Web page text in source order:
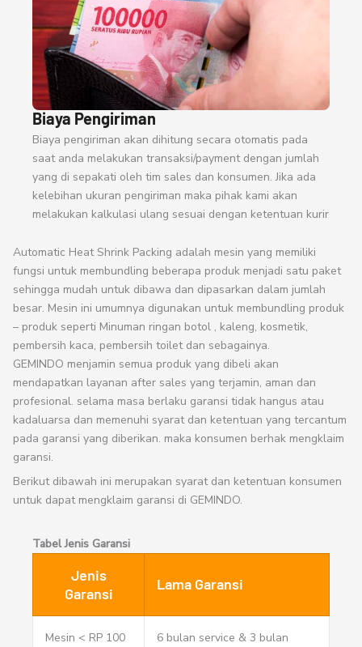
Biaya Pengiriman
Biaya pengiriman akan dihitung secara otomatis pada
saat anda melakukan transaksi/payment dengan jumlah
yang di sepakati oleh tim sales dan konsumen. Jika ada
kelebihan ukuran pengiriman maka pihak kami akan
melakukan kalkulasi ulang sesuai dengan ketentuan kurir
Automatic Heat Shrink Packing adalah mesin yang memiliki
fungsi untuk membundling beberapa produk menjadi satu paket
sehingga mudah untuk dibawa dan dipasarkan dalam jumlah
besar. Mesin ini umumnya digunakan untuk membundling produk
– produk seperti Minuman ringan botol , kaleng, kosmetik,
pembersih kaca, pembersih toilet dan sebagainya.
GEMINDO menjamin semua produk yang dibeli akan
mendapatkan layanan after sales yang terjamin, aman dan
profesional. selama masa berlaku garansi tidak hangus atau
kadaluarsa dan memenuhi syarat dan ketentuan yang tercantum
pada garansi yang diberikan. maka konsumen berhak mengklaim
garansi.
Berikut dibawah ini merupakan syarat dan ketentuan konsumen
untuk dapat mengklaim garansi di GEMINDO.
Tabel Jenis Garansi
Jenis
Garansi
Lama Garansi
Mesin < RP 100
6 bulan service & 3 bulan